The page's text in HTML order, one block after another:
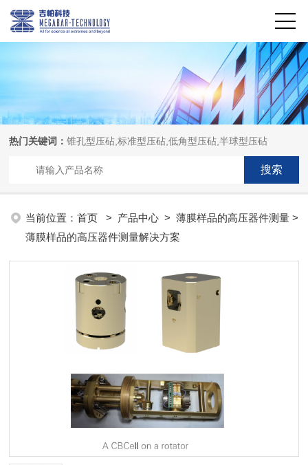
热门关键词：锥孔型压砧,标准型压砧,低角型压砧,半球型压砧
当前位置：首页 > 产品中心 >薄膜样品的高压器件测量 >
薄膜样品的高压器件测量解决方案